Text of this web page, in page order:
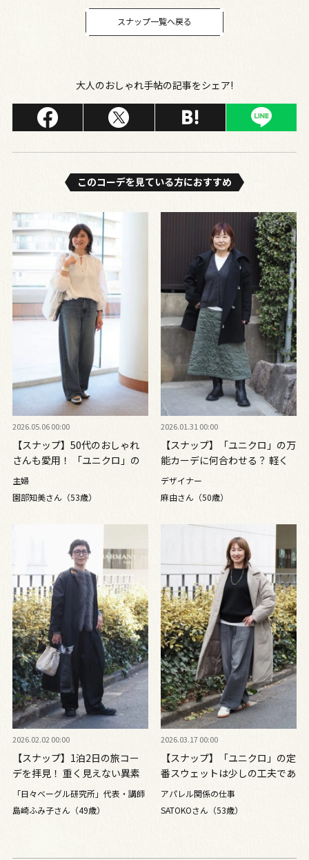
スナップ一覧へ戻る
大人のおしゃれ手帖の記事をシェア!
このコーデを⾒ている⽅におすすめ
2026.05.06 00:00
【スナップ】50代のおしゃれ
さんも愛用！ 「ユニクロ」の
バレルレッグデニムで体形カバ
ー＆今っぽシルエット
主婦
園部知美さん（53歳）
2026.01.31 00:00
【スナップ】「ユニクロ」の万
能カーデに何合わせる？ 軽く
て暖かいキルティングスカート
が正解！
デザイナー
麻由さん（50歳）
2026.02.02 00:00
【スナップ】1泊2日の旅コー
デを拝見！ 重く見えない異素
材ミックスの作り方
「日々ベーグル研究所」代表・講師
島崎ふみ子さん（49歳）
2026.03.17 00:00
【スナップ】「ユニクロ」の定
番スウェットは少しの工夫であ
か抜ける！ 50代こそ挑戦した
いレイヤードコーデ
アパレル関係の仕事
SATOKOさん（53歳）